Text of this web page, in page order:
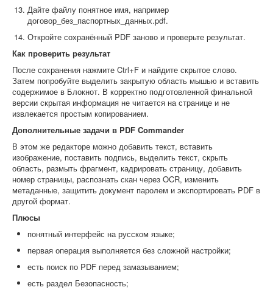
Дайте файлу понятное имя, например
договор_без_паспортных_данных.pdf.
Откройте сохранённый PDF заново и проверьте результат.
Как проверить результат
После сохранения нажмите Ctrl+F и найдите скрытое слово.
Затем попробуйте выделить закрытую область мышью и вставить
содержимое в Блокнот. В корректно подготовленной финальной
версии скрытая информация не читается на странице и не
извлекается простым копированием.
Дополнительные задачи в PDF Commander
В этом же редакторе можно добавить текст, вставить
изображение, поставить подпись, выделить текст, скрыть
область, размыть фрагмент, кадрировать страницу, добавить
номер страницы, распознать скан через OCR, изменить
метаданные, защитить документ паролем и экспортировать PDF в
другой формат.
Плюсы
понятный интерфейс на русском языке;
первая операция выполняется без сложной настройки;
есть поиск по PDF перед замазыванием;
есть раздел Безопасность;